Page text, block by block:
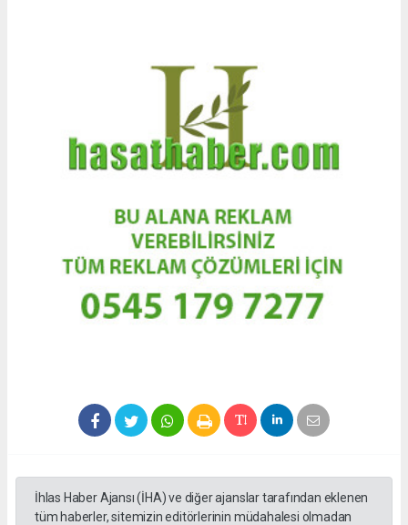
İhlas Haber Ajansı (İHA) ve diğer ajanslar tarafından eklenen
tüm haberler, sitemizin editörlerinin müdahalesi olmadan